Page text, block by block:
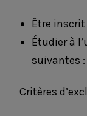
Être
Étudier à
suivantes :
Critères